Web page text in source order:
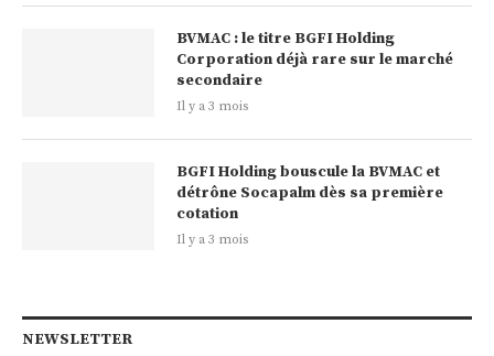
BVMAC : le titre BGFI Holding
Corporation déjà rare sur le marché
secondaire
Il y a 3 mois
BGFI Holding bouscule la BVMAC et
détrône Socapalm dès sa première
cotation
Il y a 3 mois
NEWSLETTER